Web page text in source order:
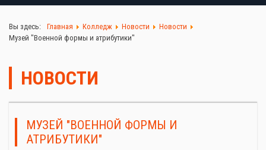
Вы здесь: Главная Колледж Новости
Новости
Музей "Военной формы и атрибутики"
НОВОСТИ
МУЗЕЙ "ВОЕННОЙ ФОРМЫ И
АТРИБУТИКИ"